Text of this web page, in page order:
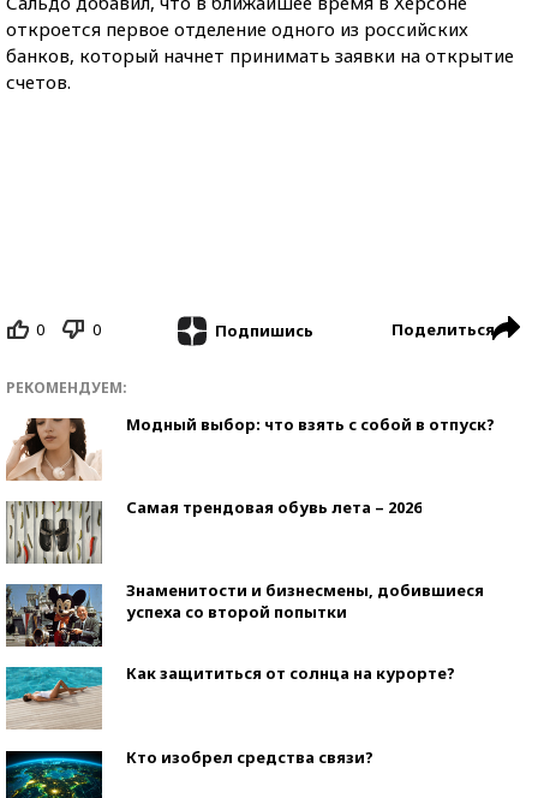
откроется первое отделение одного из российских
банков, который начнет принимать заявки на открытие
счетов.
0 0 Подпишись Поделиться
РЕКОМЕНДУЕМ:
Модный выбор: что взять с собой в отпуск?
Самая трендовая обувь лета – 2026
Знаменитости и бизнесмены, добившиеся
успеха со второй попытки
Как защититься от солнца на курорте?
Кто изобрел средства связи?